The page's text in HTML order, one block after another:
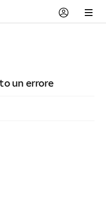
un errore